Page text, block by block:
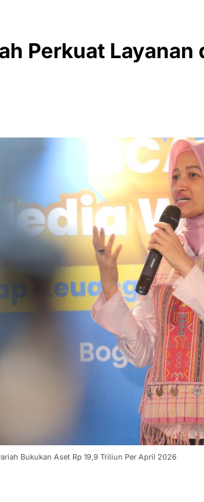
Perkuat Layanan
Bukukan Aset Rp 19,9 Triliun Per April 2026